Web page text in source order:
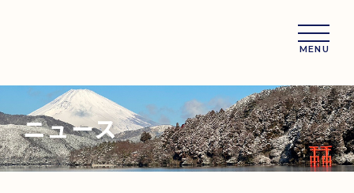
MENU
ニュース